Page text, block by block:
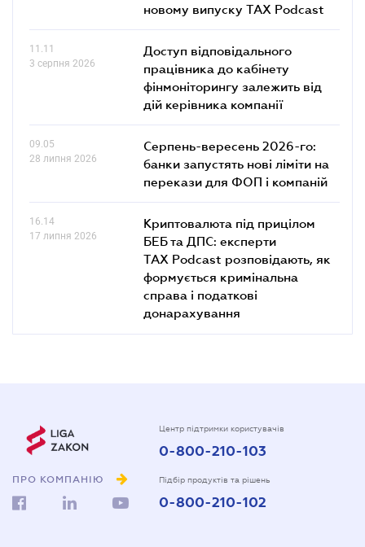
новому випуску TAX Podcast
11.11
3 серпня 2026
Доступ відповідального
працівника до кабінету
фінмоніторингу залежить від
дій керівника компанії
09.05
28 липня 2026
Серпень-вересень 2026-го:
банки запустять нові ліміти на
перекази для ФОП і компаній
16.14
17 липня 2026
Криптовалюта під прицілом
БЕБ та ДПС: експерти
TAX Podcast розповідають, як
формується кримінальна
справа і податкові
донарахування
ПРО КОМПАНІЮ
Центр підтримки користувачів
0-800-210-103
Підбір продуктів та рішень
0-800-210-102